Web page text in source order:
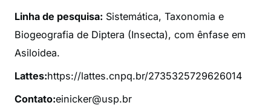
Linha de pesquisa: Sistemática, Taxonomia e
Biogeografia de Diptera (Insecta), com ênfase em
Asiloidea.
Lattes:https://lattes.cnpq.br/2735325729626014
Contato:einicker@usp.br